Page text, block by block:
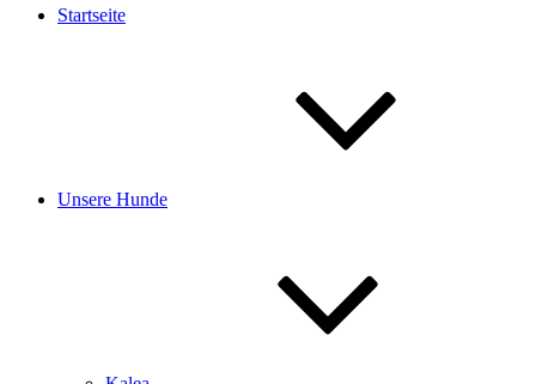
Startseite
Unsere Hunde